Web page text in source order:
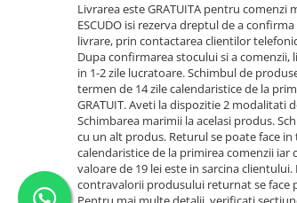
Livrarea este GRATUITA pentru comenzi
ESCUDO isi rezerva dreptul de a
livrare, prin contactarea clientilor
Dupa confirmarea stocului si a comenzii,
in 1-2 zile lucratoare. Schimbul de
termen de 14 zile calendaristice de la
GRATUIT. Aveti la dispozitie 2 modalitati
Schimbarea marimii la acelasi produs.
cu un alt produs. Returul se poate face in
calendaristice de la primirea comenzii iar
valoare de 19 lei este in sarcina clientului.
contravalorii produsului returnat se face